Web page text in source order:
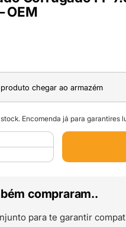
OEM
chegar ao armazém
Encomenda já para garantires
compraram..
para te garantir